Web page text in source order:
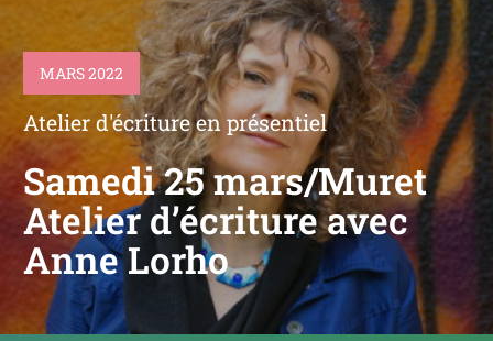
MARS 2022
Atelier d'écriture en présentiel
Samedi 25 mars/Muret
Atelier d’écriture avec
Anne Lorho